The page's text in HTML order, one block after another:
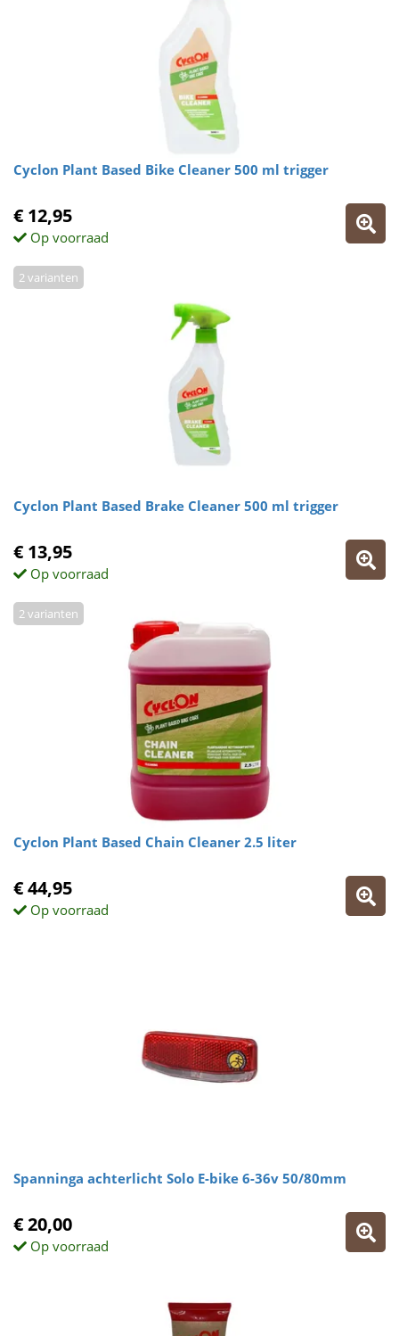
Cyclon Plant Based Bike Cleaner 500 ml trigger
€ 12,95
Op voorraad
Cyclon Plant Based Brake Cleaner 500 ml trigger
2 varianten
€ 13,95
Op voorraad
Cyclon Plant Based Chain Cleaner 2.5 liter
2 varianten
€ 44,95
Op voorraad
Spanninga achterlicht Solo E-bike 6-36v 50/80mm
€ 20,00
Op voorraad